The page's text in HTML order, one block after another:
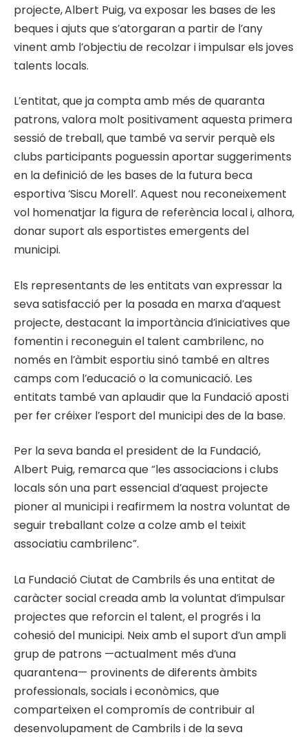
projecte,Albert Puig, va exposar les bases de les
beques i ajuts que s’atorgaran a partir de l’any
vinent amb l’objectiu de recolzar i impulsar els joves
talents locals.
L’entitat, que ja compta amb més de quaranta
patrons, valora molt positivament aquesta primera
sessió de treball, que també va servir perquè els
clubs participants poguessin aportar suggeriments
en la definició de les bases de la futura beca
esportiva ‘Siscu Morell’. Aquest nou reconeixement
vol homenatjar la figura de referència local i, alhora,
donar suport als esportistes emergents del
municipi.
Els representants de les entitats van expressar la
seva satisfacció per la posada en marxa d’aquest
projecte, destacant la importància d’iniciatives que
fomentin i reconeguin el talent cambrilenc, no
només en l’àmbit esportiu sinó també en altres
camps com l’educació o la comunicació. Les
entitats també van aplaudir que la Fundació aposti
per fer créixer l’esport del municipi des de la base.
Per la seva banda el president de la Fundació,
Albert Puig, remarca que “les associacions i clubs
locals són una part essencial d’aquest projecte
pioner al municipi i reafirmem la nostra voluntat de
seguir treballant colze a colze amb el teixit
associatiu cambrilenc”.
La Fundació Ciutat de Cambrils és una entitat de
caràcter social creada amb la voluntat d’impulsar
projectes que reforcin el talent, el progrés i la
cohesió del municipi. Neix amb el suport d’un ampli
grup de patrons —actualment més d’una
quarantena— provinents de diferents àmbits
professionals, socials i econòmics, que
comparteixen el compromís de contribuir al
desenvolupament de Cambrils i de la seva